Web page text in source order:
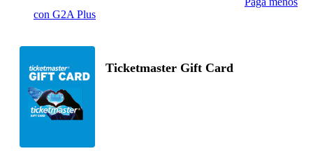
con G2A Plus
Ticketmaster Gift Card